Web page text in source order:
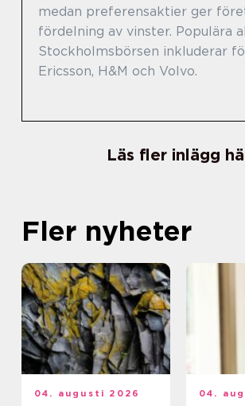
medan preferensaktier ger
fördelning av vinster. Populära
Stockholmsbörsen inkluderar
Ericsson, H&M och Volvo.
Läs fler inlägg
Fler nyheter
04. augusti 2026 04.